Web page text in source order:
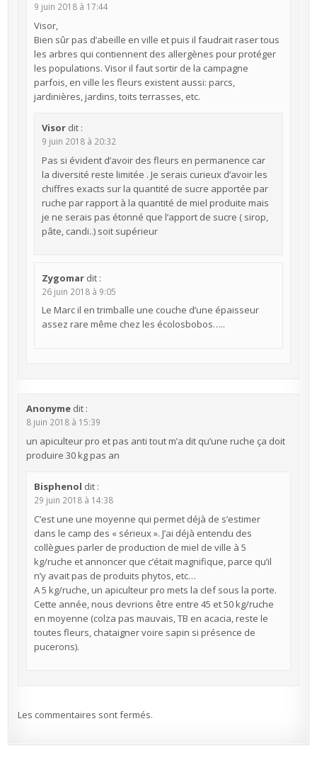
9 juin 2018 à 17:44
Visor,
Bien sûr pas d’abeille en ville et puis il faudrait raser tous
les arbres qui contiennent des allergènes pour protéger
les populations. Visor il faut sortir de la campagne
parfois, en ville les fleurs existent aussi: parcs,
jardinières, jardins, toits terrasses, etc.
Visor dit :
9 juin 2018 à 20:32
Pas si évident d’avoir des fleurs en permanence car
la diversité reste limitée . Je serais curieux d’avoir les
chiffres exacts sur la quantité de sucre apportée par
ruche par rapport à la quantité de miel produite mais
je ne serais pas étonné que l’apport de sucre ( sirop,
pâte, candi..) soit supérieur
Zygomar dit :
26 juin 2018 à 9:05
Le Marc il en trimballe une couche d’une épaisseur
assez rare même chez les écolosbobos…..
Anonyme dit :
8 juin 2018 à 15:39
un apiculteur pro et pas anti tout m’a dit qu’une ruche ça doit
produire 30 kg pas an
Bisphenol dit :
29 juin 2018 à 14:38
C’est une une moyenne qui permet déjà de s’estimer
dans le camp des « sérieux ». J’ai déjà entendu des
collègues parler de production de miel de ville à 5
kg/ruche et annoncer que c’était magnifique, parce qu’il
n’y avait pas de produits phytos, etc…
A 5 kg/ruche, un apiculteur pro mets la clef sous la porte.
Cette année, nous devrions être entre 45 et 50 kg/ruche
en moyenne (colza pas mauvais, TB en acacia, reste le
toutes fleurs, chataigner voire sapin si présence de
pucerons).
Les commentaires sont fermés.